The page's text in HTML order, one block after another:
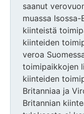
saanut
muassa
kiinteistä
kiinteiden
veroa
toimipaikkojen
kiinteiden
Britanniaa ja
Britannian